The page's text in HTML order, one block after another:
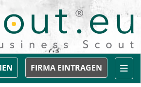
FIRMA EINTRAGEN